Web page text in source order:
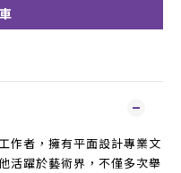
作者，擁有平面設計專業文
活躍於藝術界，不僅多次舉